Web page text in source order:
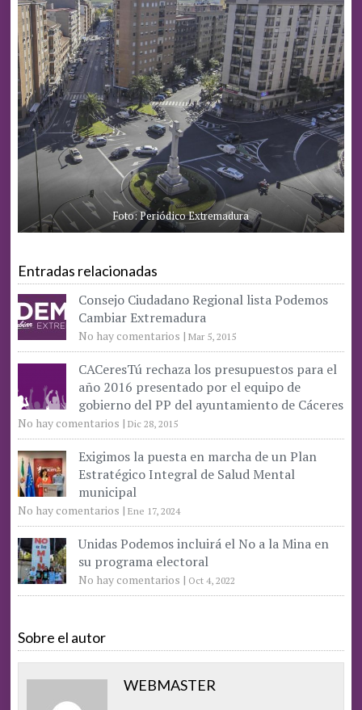
Foto: Periódico Extremadura
Entradas relacionadas
Consejo Ciudadano Regional lista Podemos
Cambiar Extremadura
No hay comentarios | Mar 5, 2015
CACeresTú rechaza los presupuestos para el
año 2016 presentado por el equipo de
gobierno del PP del ayuntamiento de Cáceres
No hay comentarios | Dic 28, 2015
Exigimos la puesta en marcha de un Plan
Estratégico Integral de Salud Mental
municipal
No hay comentarios | Ene 17, 2024
Unidas Podemos incluirá el No a la Mina en
su programa electoral
No hay comentarios | Oct 4, 2022
Sobre el autor
WEBMASTER